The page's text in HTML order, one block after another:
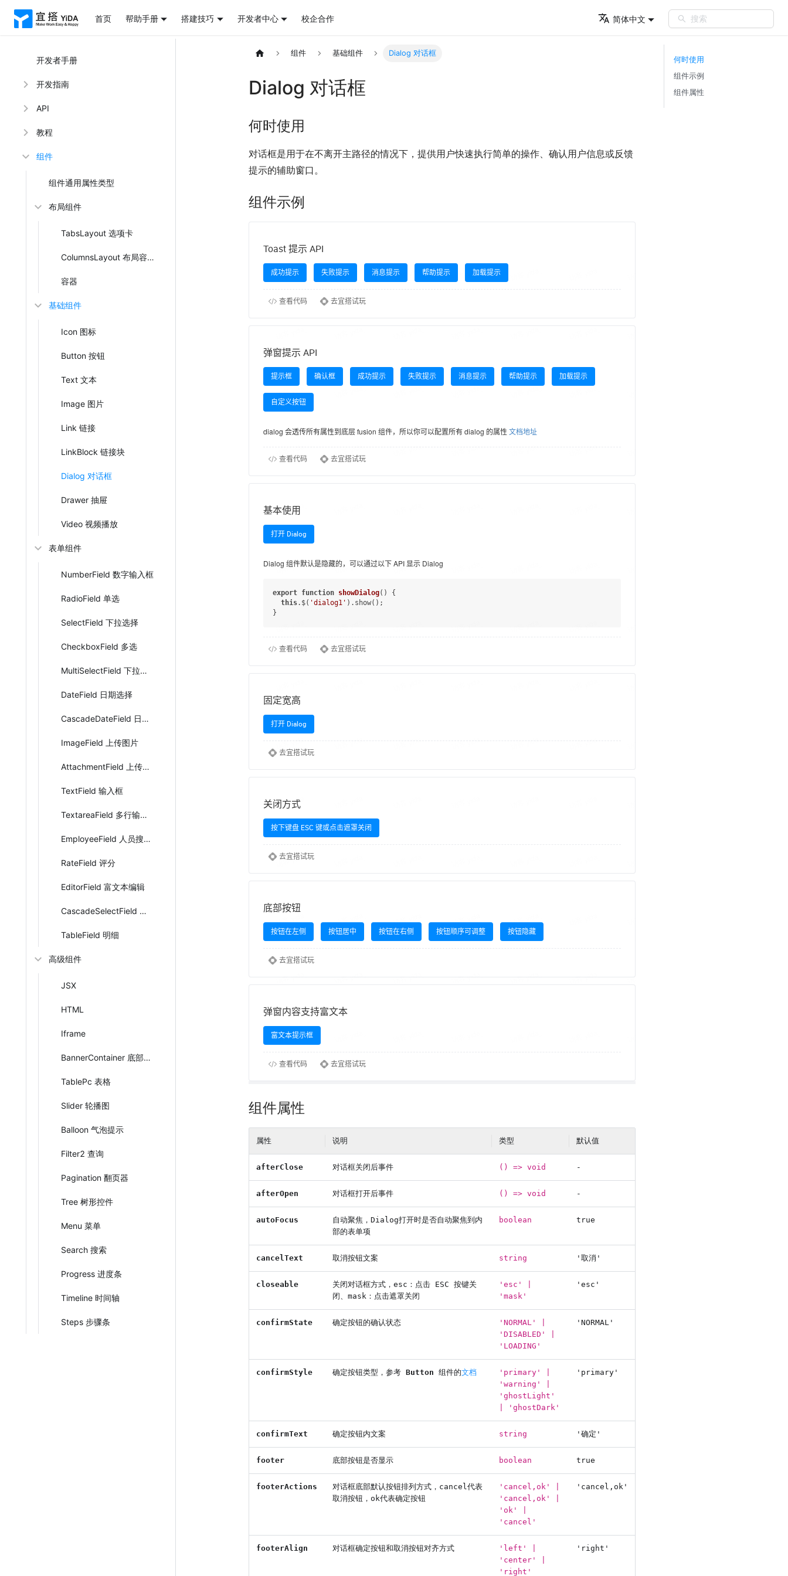
首页 帮助手册 搭建技巧 开发者中心 校企合作 简体中文 搜索
开发者手册
开发指南
API
教程
组件
组件通用属性类型
布局组件
TabsLayout 选项卡
ColumnsLayout 布局容器
容器
基础组件
Icon 图标
Button 按钮
Text 文本
Image 图片
Link 链接
LinkBlock 链接块
Dialog 对话框
Drawer 抽屉
Video 视频播放
表单组件
NumberField 数字输入框
RadioField 单选
SelectField 下拉选择
CheckboxField 多选
MultiSelectField 下拉多选
DateField 日期选择
CascadeDateField 日期区间
ImageField 上传图片
AttachmentField 上传附件
TextField 输入框
TextareaField 多行输入框
EmployeeField 人员搜索框
RateField 评分
EditorField 富文本编辑
CascadeSelectField 级联选择
TableField 明细
高级组件
JSX
HTML
Iframe
BannerContainer 底部通栏
TablePc 表格
Slider 轮播图
Balloon 气泡提示
Filter2 查询
Pagination 翻页器
Tree 树形控件
Menu 菜单
Search 搜索
Progress 进度条
Timeline 时间轴
Steps 步骤条
组件 基础组件 Dialog 对话框
Dialog 对话框
何时使用
对话框是用于在不离开主路径的情况下，提供用户快速执行简单的操作、确认用户信息或反馈
提示的辅助窗口。
组件示例
组件属性
属性 说明 类型 默认值
afterClose 对话框关闭后事件 () => void -
afterOpen 对话框打开后事件 () => void -
autoFocus
自动聚焦，Dialog打开时是否自动聚焦到内
部的表单项
boolean true
cancelText 取消按钮文案 string '取消'
closeable
关闭对话框方式，esc：点击 ESC 按键关
闭、mask：点击遮罩关闭
'esc' |
'mask'
'esc'
confirmState 确定按钮的确认状态
'NORMAL' |
'DISABLED' |
'LOADING'
'NORMAL'
confirmStyle 确定按钮类型，参考 Button 组件的文档
'primary' |
'warning' |
'ghostLight'
| 'ghostDark'
'primary'
confirmText 确定按钮内文案 string '确定'
footer 底部按钮是否显示 boolean true
footerActions
对话框底部默认按钮排列方式，cancel代表
取消按钮，ok代表确定按钮
'cancel,ok' |
'cancel,ok' |
'ok' |
'cancel'
'cancel,ok'
footerAlign 对话框确定按钮和取消按钮对齐方式
'left' |
'center' |
'right'
'right'
何时使用
组件示例
组件属性